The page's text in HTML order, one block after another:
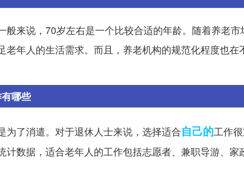
来说，70岁左右是一个比较合适的年龄。随着养老市
年人的生活需求。而且，养老机构的规范化程度也在
哪些
了消遣。对于退休人士来说，选择适合自己的工作
数据，适合老年人的工作包括志愿者、兼职导游、家